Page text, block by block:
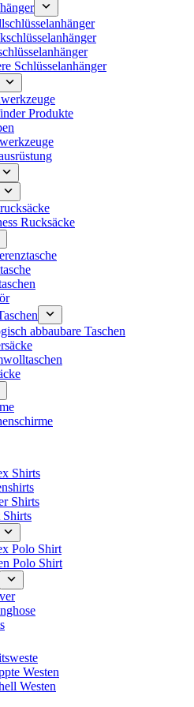
Schlüsselanhänger
Produkte
Rucksäcke
abbaubare Taschen
Shirts
Shirts
Shirts
Polo Shirt
Polo Shirt
Westen
Westen